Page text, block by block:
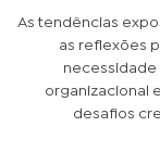
As tendências
as reflexões
necessidade
organizacional
desafios